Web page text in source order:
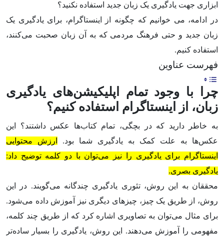
ابزاری جهت یادگیری یک زبان جدید استفاده نکنید؟
در ادامه، می خوانیم که چگونه از اینستاگرام، برای یادگیری یک
زبان جدید و حتی فرهنگ مردمی که به آن زبان صحبت می‌کنند،
استفاده کنیم.
فهرست عناوین
چرا با وجود تمام اپلیکیشن‌های یادگیری
زبان، از اینستاگرام استفاده کنیم؟
به خاطر دارید که در بچگی، تمام کتاب‌ها عکس داشتند؟ این
عکس‌ها به علت کمک به یادگیری شما بود.
ارزش محتوایی
اینستاگرام برای یادگیری را نیز می‌توان با دو کلمه توضیح داد:
یادگیری بصری.
محققان به این روش، تئوری یادگیری چندگانه می‌گویند. در این
روش، از طریق یک چیز، چیزهای دیگری نیز آموزش داده می‌شود.
برای مثال می‌توان به تصاویری اشاره کرد که از طریق چند کلمه،
مفهومی را آموزش می‌دهند. این روش، یادگیری را بسیار ساده‌تر